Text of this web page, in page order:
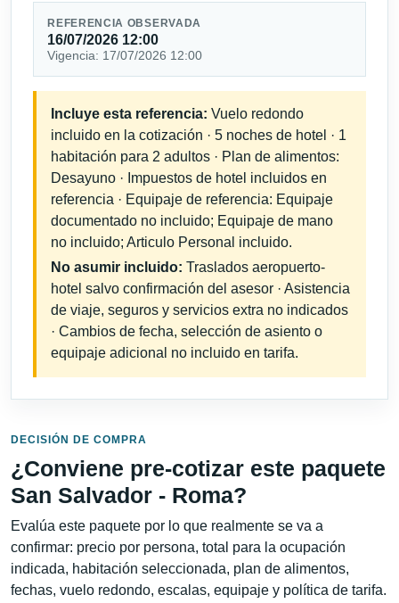
REFERENCIA OBSERVADA
16/07/2026 12:00
Vigencia: 17/07/2026 12:00
Incluye esta referencia: Vuelo redondo
incluido en la cotización · 5 noches de hotel · 1
habitación para 2 adultos · Plan de alimentos:
Desayuno · Impuestos de hotel incluidos en
referencia · Equipaje de referencia: Equipaje
documentado no incluido; Equipaje de mano
no incluido; Articulo Personal incluido.
No asumir incluido: Traslados aeropuerto-
hotel salvo confirmación del asesor · Asistencia
de viaje, seguros y servicios extra no indicados
· Cambios de fecha, selección de asiento o
equipaje adicional no incluido en tarifa.
DECISIÓN DE COMPRA
¿Conviene pre-cotizar este paquete
San Salvador - Roma?
Evalúa este paquete por lo que realmente se va a
confirmar: precio por persona, total para la ocupación
indicada, habitación seleccionada, plan de alimentos,
fechas, vuelo redondo, escalas, equipaje y política de tarifa.